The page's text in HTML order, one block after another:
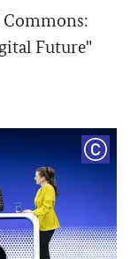
Future"